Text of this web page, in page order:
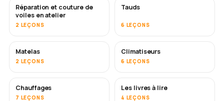
BIENTÔT
Réparation et couture de
voiles en atelier
2 LEÇONS
Tauds
6 LEÇONS
Matelas
2 LEÇONS
BIENTÔT
Climatiseurs
6 LEÇONS
BIENTÔT
Chauffages
7 LEÇONS
BIENTÔT
Les livres à lire
4 LEÇONS